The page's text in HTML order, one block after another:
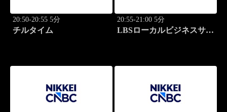
20:50-20:55 5分
チルタイム
20:55-21:00 5分
LBSローカルビジネスサテ